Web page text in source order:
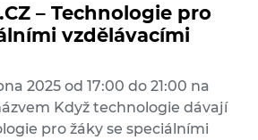
– Technologie pro
vzdělávacími
2025 od 17:00 do 21:00 na
Když technologie dávají
pro žáky se speciálními